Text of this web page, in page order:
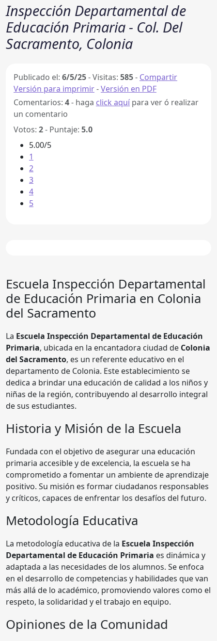
Inspección Departamental de
Educación Primaria - Col. Del
Sacramento, Colonia
Publicado el: 6/5/25-Visitas: 585- Compartir
Versión para imprimir-Versión en PDF
Comentarios: 4- haga click aquí para ver ó realizar
un comentario
Votos: 2- Puntaje: 5.0
5.00/5
1
2
3
4
5
Escuela Inspección Departamental
de Educación Primaria en Colonia
del Sacramento
La Escuela Inspección Departamental de Educación
Primaria, ubicada en la encantadora ciudad de Colonia
del Sacramento, es un referente educativo en el
departamento de Colonia. Este establecimiento se
dedica a brindar una educación de calidad a los niños y
niñas de la región, contribuyendo al desarrollo integral
de sus estudiantes.
Historia y Misión de la Escuela
Fundada con el objetivo de asegurar una educación
primaria accesible y de excelencia, la escuela se ha
comprometido a fomentar un ambiente de aprendizaje
positivo. Su misión es formar ciudadanos responsables
y críticos, capaces de enfrentar los desafíos del futuro.
Metodología Educativa
La metodología educativa de la Escuela Inspección
Departamental de Educación Primaria es dinámica y
adaptada a las necesidades de los alumnos. Se enfoca
en el desarrollo de competencias y habilidades que van
más allá de lo académico, promoviendo valores como el
respeto, la solidaridad y el trabajo en equipo.
Opiniones de la Comunidad